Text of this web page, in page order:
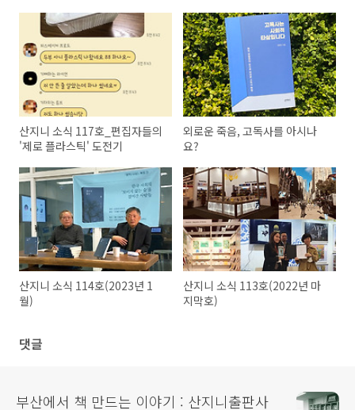
산지니 소식 117호_편집자들의
'제로 플라스틱' 도전기
외로운 죽음, 고독사를 아시나
요?
산지니 소식 114호(2023년 1
월)
산지니 소식 113호(2022년 마
지막호)
댓글
부산에서 책 만드는 이야기 : 산지니출판사